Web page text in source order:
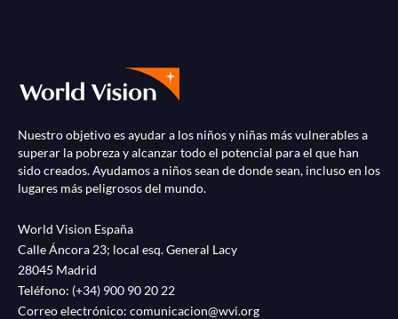
Nuestro objetivo es ayudar a los niños y niñas más vulnerables a
superar la pobreza y alcanzar todo el potencial para el que han
sido creados. Ayudamos a niños sean de donde sean, incluso en los
lugares más peligrosos del mundo.
World Vision España
Calle Áncora 23; local esq. General Lacy
28045 Madrid
Teléfono: (+34) 900 90 20 22
Correo electrónico: comunicacion@wvi.org